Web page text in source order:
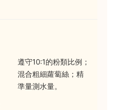
遵守10:1的粉類比例；
混合粗細蘿蔔絲；精
準量測水量。